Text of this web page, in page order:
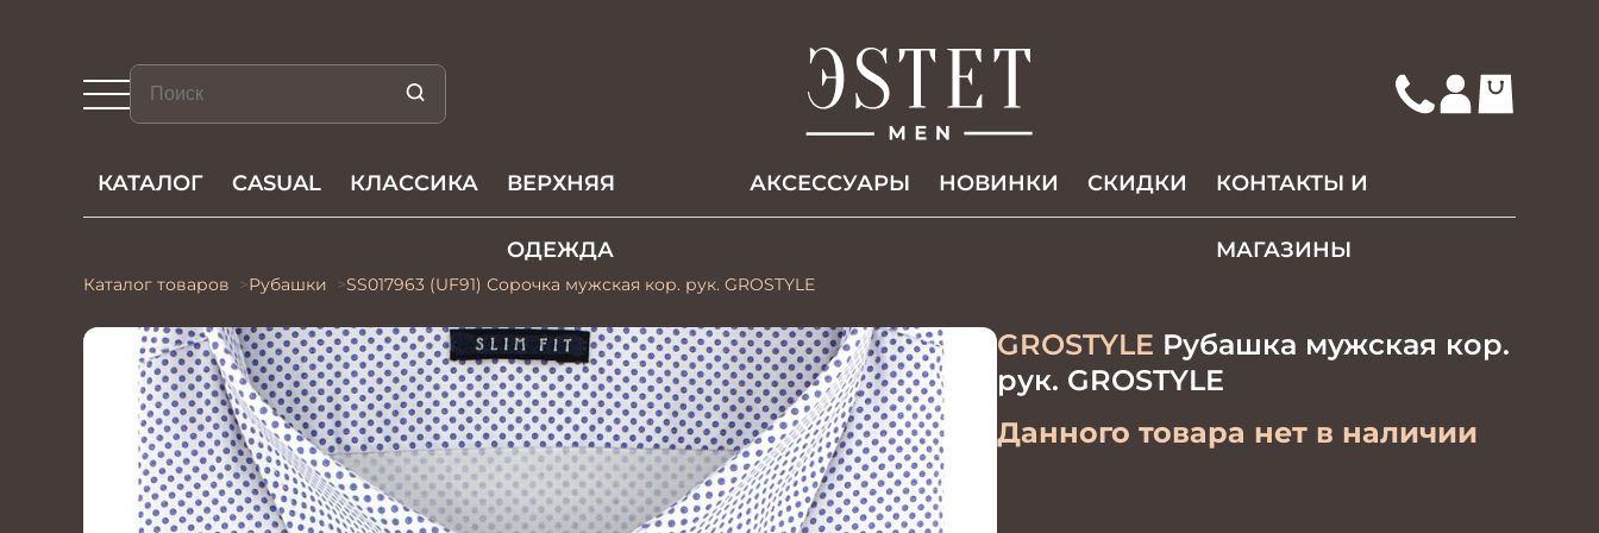
КАТАЛОГ CASUAL КЛАССИКА ВЕРХНЯЯ
ОДЕЖДА
АКCЕССУАРЫ НОВИНКИ СКИДКИ КОНТАКТЫ И
МАГАЗИНЫ
Каталог товаров Рубашки SS017963 (UF91) Сорочка мужская кор. рук. GROSTYLE
GROSTYLE Рубашка мужская кор.
рук. GROSTYLE
Данного товара нет в наличии